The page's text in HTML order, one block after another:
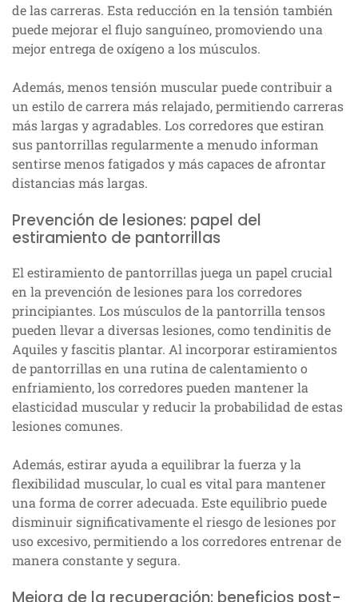
de las carreras. Esta reducción en la tensión también
puede mejorar el flujo sanguíneo, promoviendo una
mejor entrega de oxígeno a los músculos.
Además, menos tensión muscular puede contribuir a
un estilo de carrera más relajado, permitiendo carreras
más largas y agradables. Los corredores que estiran
sus pantorrillas regularmente a menudo informan
sentirse menos fatigados y más capaces de afrontar
distancias más largas.
Prevención de lesiones: papel del
estiramiento de pantorrillas
El estiramiento de pantorrillas juega un papel crucial
en la prevención de lesiones para los corredores
principiantes. Los músculos de la pantorrilla tensos
pueden llevar a diversas lesiones, como tendinitis de
Aquiles y fascitis plantar. Al incorporar estiramientos
de pantorrillas en una rutina de calentamiento o
enfriamiento, los corredores pueden mantener la
elasticidad muscular y reducir la probabilidad de estas
lesiones comunes.
Además, estirar ayuda a equilibrar la fuerza y la
flexibilidad muscular, lo cual es vital para mantener
una forma de correr adecuada. Este equilibrio puede
disminuir significativamente el riesgo de lesiones por
uso excesivo, permitiendo a los corredores entrenar de
manera constante y segura.
Mejora de la recuperación: beneficios post-